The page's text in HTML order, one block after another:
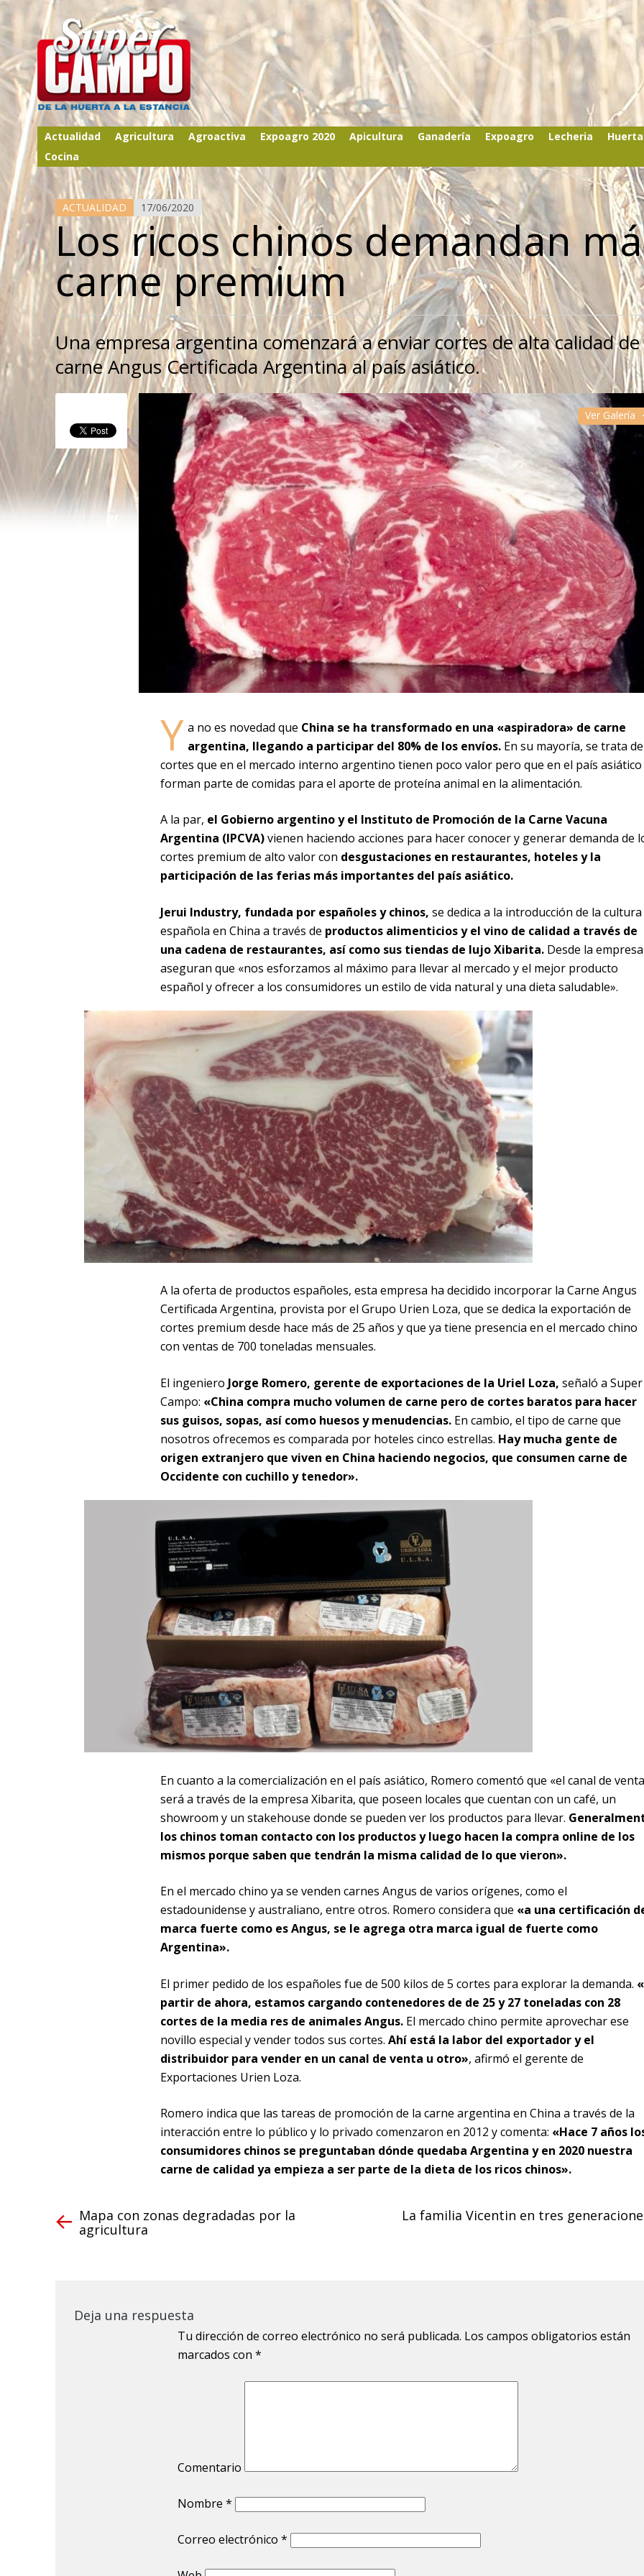
Actualidad Agricultura Agroactiva Expoagro 2020 Apicultura Ganadería Expoagro Lecheria
Cocina
ACTUALIDAD 17/06/2020
Los ricos chinos demandan
carne premium
Una empresa argentina comenzará a enviar cortes de alta calidad de
carne Angus Certificada Argentina al país asiático.
Ver Galería
Y a no es novedad que China se ha transformado en una «aspiradora» de carne
argentina, llegando a participar del 80% de los envíos.En su mayoría, se trata de
cortes que en el mercado interno argentino tienen poco valor pero que en el país asiático
forman parte de comidas para el aporte de proteína animal en la alimentación.
A la par, el Gobierno argentino y el Instituto de Promoción de la Carne Vacuna
Argentina (IPCVA)vienen haciendo acciones para hacer conocer y generar demanda de
cortes premium de alto valor con desgustaciones en restaurantes, hoteles y la
participación de las ferias más importantes del país asiático.
Jerui Industry, fundada por españoles y chinos, se dedica a la introducción de la cultura
española en China a través de productos alimenticios y el vino de calidad a través de
una cadena de restaurantes, así como sus tiendas de lujo Xibarita. Desde la empresa
aseguran que «nos esforzamos al máximo para llevar al mercado y el mejor producto
español y ofrecer a los consumidores un estilo de vida natural y una dieta saludable».
A la oferta de productos españoles, esta empresa ha decidido incorporar la Carne Angus
Certificada Argentina, provista por el Grupo Urien Loza, que se dedica la exportación de
cortes premium desde hace más de 25 años y que ya tiene presencia en el mercado chino
con ventas de 700 toneladas mensuales.
El ingeniero Jorge Romero, gerente de exportaciones de la Uriel Loza, señaló a Super
Campo: «China compra mucho volumen de carne pero de cortes baratos para hacer
sus guisos, sopas, así como huesos y menudencias.En cambio, el tipo de carne que
nosotros ofrecemos es comparada por hoteles cinco estrellas. Hay mucha gente de
origen extranjero que viven en China haciendo negocios, que consumen carne de
Occidente con cuchillo y tenedor».
En cuanto a la comercialización en el país asiático, Romero comentó que «el canal de venta
será a través de la empresa Xibarita, que poseen locales que cuentan con un café, un
showroom y un stakehouse donde se pueden ver los productos para llevar.
los chinos toman contacto con los productos y luego hacen la compra online de los
mismos porque saben que tendrán la misma calidad de lo que vieron».
En el mercado chino ya se venden carnes Angus de varios orígenes, como el
estadounidense y australiano, entre otros. Romero considera que «a una certificación
marca fuerte como es Angus, se le agrega otra marca igual de fuerte como
Argentina».
El primer pedido de los españoles fue de 500 kilos de 5 cortes para explorar la demanda.
partir de ahora, estamos cargando contenedores de de 25 y 27 toneladas con 28
cortes de la media res de animales Angus.El mercado chino permite aprovechar ese
novillo especial y vender todos sus cortes. Ahí está la labor del exportador y el
distribuidor para vender en un canal de venta u otro», afirmó el gerente de
Exportaciones Urien Loza.
Romero indica que las tareas de promoción de la carne argentina en China a través de la
interacción entre lo público y lo privado comenzaron en 2012 y comenta: «Hace 7 años
consumidores chinos se preguntaban dónde quedaba Argentina y en 2020 nuestra
carne de calidad ya empieza a ser parte de la dieta de los ricos chinos».
Mapa con zonas degradadas por la
agricultura
La familia Vicentin en tres
Deja una respuesta
Tu dirección de correo electrónico no será publicada. Los campos obligatorios están
marcados con *
Comentario
Nombre *
Correo electrónico *